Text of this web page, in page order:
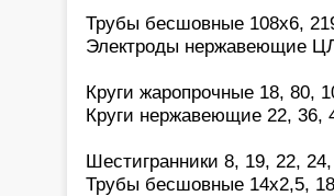
Трубы бесшовные 108х6,
Электроды нержавеющие
Круги жаропрочные 18, 80,
Круги нержавеющие 22, 36,
Шестигранники 8, 19, 22,
Трубы бесшовные 14х2,5,